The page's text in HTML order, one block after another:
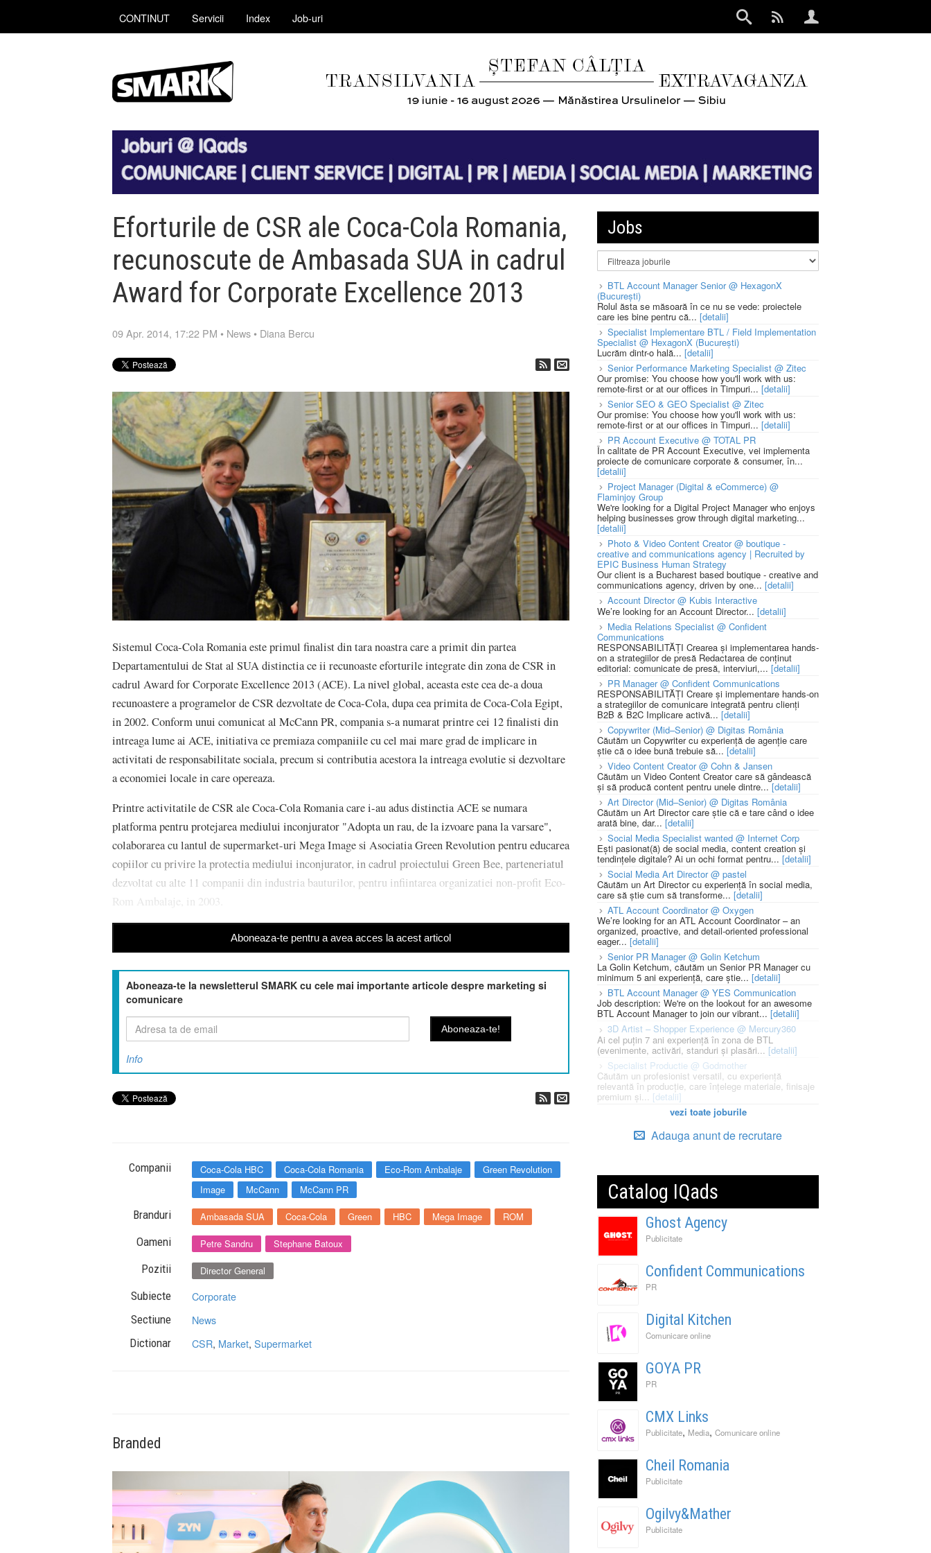
CONTINUT Servicii Index Job-uri
Eforturile de CSR ale Coca-Cola Romania,
recunoscute de Ambasada SUA in cadrul
Award for Corporate Excellence 2013
09 Apr. 2014, 17:22 PM • News • Diana Bercu
Sistemul Coca-Cola Romania este primul finalist din tara noastra care a primit din partea
Departamentului de Stat al SUA distinctia ce ii recunoaste eforturile integrate din zona de CSR in
cadrul Award for Corporate Excellence 2013 (ACE). La nivel global, aceasta este cea de-a doua
recunoastere a programelor de CSR dezvoltate de Coca-Cola, dupa cea primita de Coca-Cola Egipt,
in 2002. Conform unui comunicat al McCann PR, compania s-a numarat printre cei 12 finalisti din
intreaga lume ai ACE, initiativa ce premiaza companiile cu cel mai mare grad de implicare in
activitati de responsabilitate sociala, precum si contributia acestora la intreaga evolutie si dezvoltare
a economiei locale in care opereaza.
Printre activitatile de CSR ale Coca-Cola Romania care i-au adus distinctia ACE se numara
platforma pentru protejarea mediului inconjurator "Adopta un rau, de la izvoare pana la varsare",
colaborarea cu lantul de supermarket-uri Mega Image si Asociatia Green Revolution pentru educarea
copiilor cu privire la protectia mediului inconjurator, in cadrul proiectului Green Bee, parteneriatul
dezvoltat cu alte 11 companii din industria bauturilor, pentru infiintarea organizatiei non-profit Eco-
Rom Ambalaje, in 2003.
Aboneaza-te pentru a avea acces la acest articol
Aboneaza-te la newsletterul SMARK cu cele mai importante articole despre marketing si
comunicare
Info
Companii Coca-Cola HBC Coca-Cola Romania Eco-Rom Ambalaje
Green Revolution
Image
McCann McCann PR
Branduri Ambasada SUA Coca-Cola Green HBC Mega Image ROM
Oameni Petre Sandru Stephane Batoux
Pozitii Director General
Subiecte Corporate
Sectiune News
Dictionar CSR, Market, Supermarket
Branded
Jobs
BTL Account Manager Senior @ HexagonX
(București)
Rolul ăsta se măsoară în ce nu se vede: proiectele
care ies bine pentru că... [detalii]
Specialist Implementare BTL / Field Implementation
Specialist @ HexagonX (București)
Lucrăm dintr-o hală... [detalii]
Senior Performance Marketing Specialist @ Zitec
Our promise: You choose how you'll work with us:
remote-first or at our offices in Timpuri... [detalii]
Senior SEO & GEO Specialist @ Zitec
Our promise: You choose how you'll work with us:
remote-first or at our offices in Timpuri... [detalii]
PR Account Executive @ TOTAL PR
În calitate de PR Account Executive, vei implementa
proiecte de comunicare corporate & consumer, în...
[detalii]
Project Manager (Digital & eCommerce) @
Flaminjoy Group
We're looking for a Digital Project Manager who enjoys
helping businesses grow through digital marketing...
[detalii]
Photo & Video Content Creator @ boutique -
creative and communications agency | Recruited by
EPIC Business Human Strategy
Our client is a Bucharest based boutique - creative and
communications agency, driven by one... [detalii]
Account Director @ Kubis Interactive
We’re looking for an Account Director... [detalii]
Media Relations Specialist @ Confident
Communications
RESPONSABILITĂȚI Crearea și implementarea hands-
on a strategiilor de presă Redactarea de conținut
editorial: comunicate de presă, interviuri,... [detalii]
PR Manager @ Confident Communications
RESPONSABILITĂȚI Creare și implementare hands-on
a strategiilor de comunicare integrată pentru clienți
B2B & B2C Implicare activă... [detalii]
Copywriter (Mid–Senior) @ Digitas România
Căutăm un Copywriter cu experiență de agenție care
știe că o idee bună trebuie să... [detalii]
Video Content Creator @ Cohn & Jansen
Căutăm un Video Content Creator care să gândească
și să producă content pentru unele dintre...[detalii]
Art Director (Mid–Senior) @ Digitas România
Căutăm un Art Director care știe că e tare când o idee
arată bine, dar... [detalii]
Social Media Specialist wanted @ Internet Corp
Ești pasionat(ă) de social media, content creation și
tendințele digitale? Ai un ochi format pentru... [detalii]
Social Media Art Director @ pastel
Căutăm un Art Director cu experiență în social media,
care să știe cum să transforme... [detalii]
ATL Account Coordinator @ Oxygen
We’re looking for an ATL Account Coordinator – an
organized, proactive, and detail-oriented professional
eager... [detalii]
Senior PR Manager @ Golin Ketchum
La Golin Ketchum, căutăm un Senior PR Manager cu
minimum 5 ani experiență, care știe... [detalii]
BTL Account Manager @ YES Communication
Job description: We're on the lookout for an awesome
BTL Account Manager to join our vibrant... [detalii]
3D Artist – Shopper Experience @ Mercury360
Ai cel puțin 7 ani experiență în zona de BTL
(evenimente, activări, standuri și plasări... [detalii]
Specialist Productie @ Godmother
Căutăm un profesionist versatil, cu experiență
relevantă în producție, care înțelege materiale, finisaje
premium și... [detalii]
vezi toate joburile
Adauga anunt de recrutare
Catalog IQads
Ghost Agency
Publicitate
Confident Communications
PR
Digital Kitchen
Comunicare online
GOYA PR
PR
CMX Links
Publicitate, Media, Comunicare online
Cheil Romania
Publicitate
Ogilvy&Mather
Publicitate